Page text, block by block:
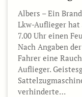
Albers – Ein
Lkw-Auflieger hat
7.00 Uhr einen
Nach Angaben
Fahrer eine
Auflieger.
verhinderte…